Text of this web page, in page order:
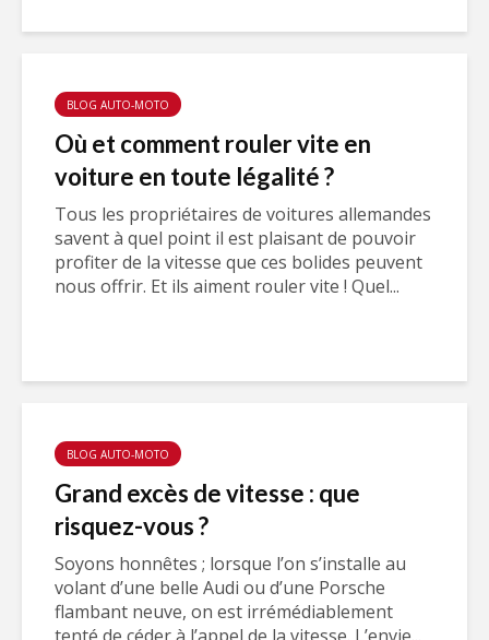
BLOG AUTO-MOTO
Où et comment rouler vite en
voiture en toute légalité ?
Tous les propriétaires de voitures allemandes
savent à quel point il est plaisant de pouvoir
profiter de la vitesse que ces bolides peuvent
nous offrir. Et ils aiment rouler vite ! Quel...
BLOG AUTO-MOTO
Grand excès de vitesse : que
risquez-vous ?
Soyons honnêtes ; lorsque l’on s’installe au
volant d’une belle Audi ou d’une Porsche
flambant neuve, on est irrémédiablement